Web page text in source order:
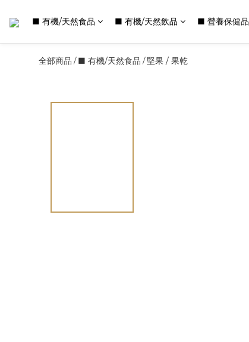
■ 有機/天然食品 ■ 有機/天然飲品 ■ 營養保健品
全部商品 /■ 有機/天然食品 /堅果 / 果乾